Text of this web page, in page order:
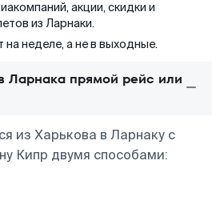
акции, скидки и
из Ларнаки.
на неделе, а не в выходные.
Ларнака прямой рейс или
из Харькова в Ларнаку с
Кипр двумя способами: